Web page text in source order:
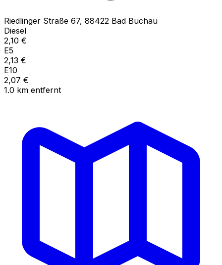
Riedlinger Straße 67, 88422 Bad Buchau
Diesel
2,10 €
E5
2,13 €
E10
2,07 €
1.0 km entfernt